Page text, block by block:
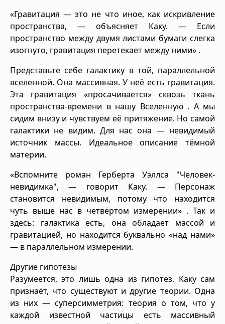
«Гравитация — это не что иное, как искривление
пространства, — объясняет Каку. — Если
пространство между двумя листами бумаги слегка
изогнуто, гравитация перетекает между ними» .
Представьте себе галактику в той, параллельной
вселенной. Она массивная. У неё есть гравитация.
Эта гравитация «просачивается» сквозь ткань
пространства-времени в нашу Вселенную . А мы
сидим внизу и чувствуем её притяжение. Но самой
галактики не видим. Для нас она — невидимый
источник массы. Идеальное описание тёмной
материи.
«Вспомните роман Герберта Уэллса "Человек-
невидимка", — говорит Каку. — Персонаж
становится невидимым, потому что находится
чуть выше нас в четвёртом измерении» . Так и
здесь: галактика есть, она обладает массой и
гравитацией, но находится буквально «над нами»
— в параллельном измерении.
Другие гипотезы
Разумеется, это лишь одна из гипотез. Каку сам
признаёт, что существуют и другие теории. Одна
из них — суперсимметрия: теория о том, что у
каждой известной частицы есть массивный